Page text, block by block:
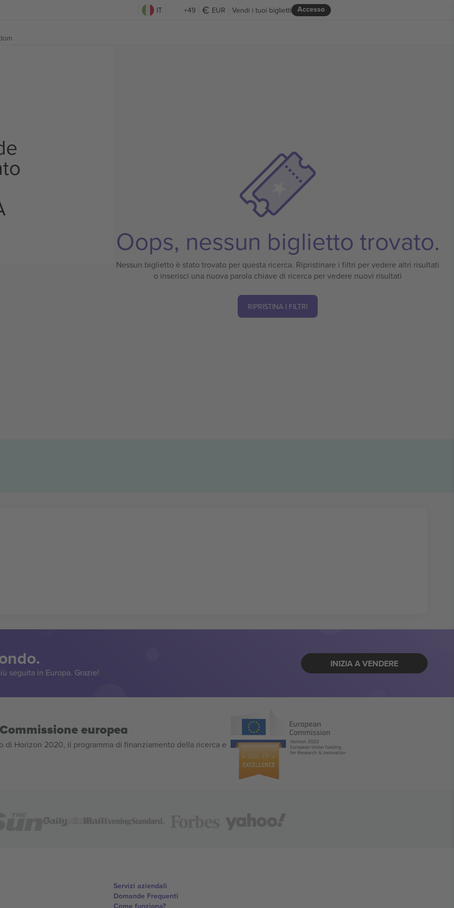
IT +49 EUR Accesso
Vendi i tuoi biglietti
Oops, nessun biglietto trovato.
Nessun biglietto è stato trovato per questa ricerca. Ripristinare i filtri per vedere altri risultati
o inserisci una nuova parola chiave di ricerca per vedere nuovi risultati
RIPRISTINA I FILTRI
seguita in Europa. Grazie!
INIZIA A VENDERE
europea
di Horizon 2020, il programma di finanziamento della ricerca e
Servizi aziendali
Domande Frequenti
Come funziona?